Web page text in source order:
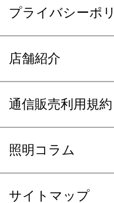
プライバシーポ
店舗紹介
通信販売利用規約
照明コラム
サイトマップ